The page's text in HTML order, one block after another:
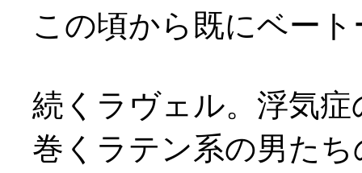
この頃から既にベー
続くラヴェル。浮気
巻くラテン系の男た